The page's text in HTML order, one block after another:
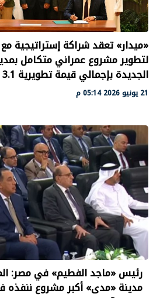
«ميدار» تعقد شراكة إستراتيجية
لتطوير مشروع عمراني متكامل
الجديدة بإجمالي قيمة تطويرية 3.1 مليارات دولار
21 يونيو 2026 05:14 م
رئيس «ماجد الفطيم» في مصر:
مدينة «مدى» أكبر مشروع